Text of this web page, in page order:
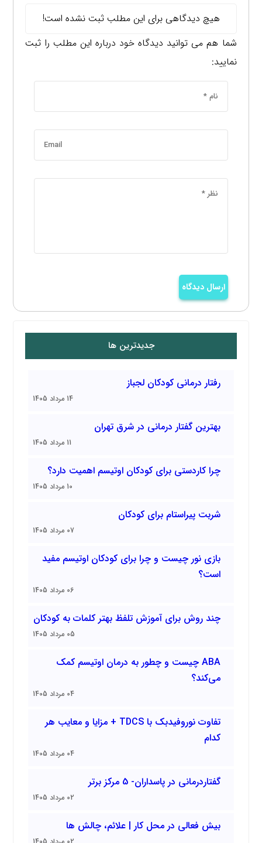
هیچ دیدگاهی برای این مطلب ثبت نشده است!
شما هم می توانید دیدگاه خود درباره این مطلب را ثبت
نمایید:
ارسال دیدگاه
جدیدترین ها
رفتار درمانی کودکان لجباز
14 مرداد 1405
بهترین گفتار درمانی در شرق تهران
11 مرداد 1405
چرا کاردستی برای کودکان اوتیسم اهمیت دارد؟
10 مرداد 1405
شربت پیراستام برای کودکان
07 مرداد 1405
بازی نور چیست و چرا برای کودکان اوتیسم مفید
است؟
06 مرداد 1405
چند روش برای آموزش تلفظ بهتر کلمات به کودکان
05 مرداد 1405
ABA چیست و چطور به درمان اوتیسم کمک
می‌کند؟
04 مرداد 1405
تفاوت نوروفیدبک با TDCS + مزایا و معایب هر
کدام
04 مرداد 1405
گفتاردرمانی در پاسداران- 5 مرکز برتر
02 مرداد 1405
بیش فعالی در محل کار | علائم، چالش ها